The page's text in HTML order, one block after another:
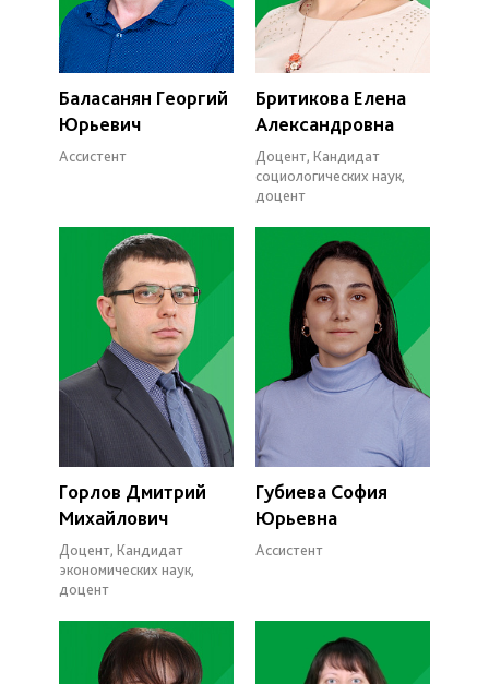
Баласанян Георгий
Юрьевич
Ассистент
Бритикова Елена
Александровна
Доцент, Кандидат
социологических наук,
доцент
Горлов Дмитрий
Михайлович
Доцент, Кандидат
экономических наук,
доцент
Губиева София
Юрьевна
Ассистент